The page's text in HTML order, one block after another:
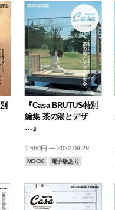
『Casa BRUTUS特別
編集 茶の湯とデザ
…』
1,650円 — 2022.09.29
MOOK 電子版あり